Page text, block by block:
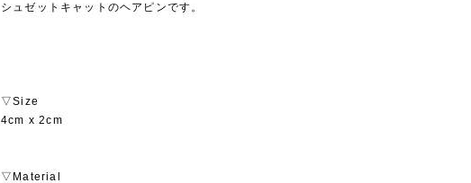
シュゼットキャットのヘアピンです。
▽Size
4cm x 2cm
▽Material